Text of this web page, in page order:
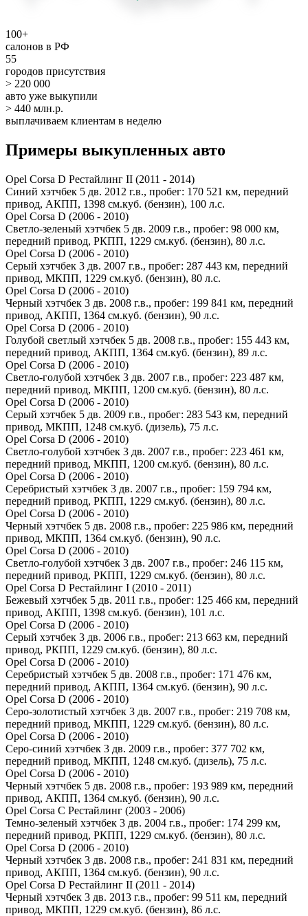
100+
салонов в РФ
55
городов присутствия
> 220 000
авто уже выкупили
> 440 млн.р.
выплачиваем клиентам в неделю
Примеры выкупленных авто
Opel Corsa D Рестайлинг II (2011 - 2014)
Синий хэтчбек 5 дв. 2012 г.в., пробег: 170 521 км, передний
привод, АКПП, 1398 см.куб. (бензин), 100 л.с.
Opel Corsa D (2006 - 2010)
Светло-зеленый хэтчбек 5 дв. 2009 г.в., пробег: 98 000 км,
передний привод, РКПП, 1229 см.куб. (бензин), 80 л.с.
Opel Corsa D (2006 - 2010)
Серый хэтчбек 3 дв. 2007 г.в., пробег: 287 443 км, передний
привод, МКПП, 1229 см.куб. (бензин), 80 л.с.
Opel Corsa D (2006 - 2010)
Черный хэтчбек 3 дв. 2008 г.в., пробег: 199 841 км, передний
привод, АКПП, 1364 см.куб. (бензин), 90 л.с.
Opel Corsa D (2006 - 2010)
Голубой светлый хэтчбек 5 дв. 2008 г.в., пробег: 155 443 км,
передний привод, АКПП, 1364 см.куб. (бензин), 89 л.с.
Opel Corsa D (2006 - 2010)
Светло-голубой хэтчбек 3 дв. 2007 г.в., пробег: 223 487 км,
передний привод, МКПП, 1200 см.куб. (бензин), 80 л.с.
Opel Corsa D (2006 - 2010)
Серый хэтчбек 5 дв. 2009 г.в., пробег: 283 543 км, передний
привод, МКПП, 1248 см.куб. (дизель), 75 л.с.
Opel Corsa D (2006 - 2010)
Светло-голубой хэтчбек 3 дв. 2007 г.в., пробег: 223 461 км,
передний привод, МКПП, 1200 см.куб. (бензин), 80 л.с.
Opel Corsa D (2006 - 2010)
Серебристый хэтчбек 3 дв. 2007 г.в., пробег: 159 794 км,
передний привод, РКПП, 1229 см.куб. (бензин), 80 л.с.
Opel Corsa D (2006 - 2010)
Черный хэтчбек 5 дв. 2008 г.в., пробег: 225 986 км, передний
привод, МКПП, 1364 см.куб. (бензин), 90 л.с.
Opel Corsa D (2006 - 2010)
Светло-голубой хэтчбек 3 дв. 2007 г.в., пробег: 246 115 км,
передний привод, РКПП, 1229 см.куб. (бензин), 80 л.с.
Opel Corsa D Рестайлинг I (2010 - 2011)
Бежевый хэтчбек 5 дв. 2011 г.в., пробег: 125 466 км, передний
привод, АКПП, 1398 см.куб. (бензин), 101 л.с.
Opel Corsa D (2006 - 2010)
Серый хэтчбек 3 дв. 2006 г.в., пробег: 213 663 км, передний
привод, РКПП, 1229 см.куб. (бензин), 80 л.с.
Opel Corsa D (2006 - 2010)
Серебристый хэтчбек 5 дв. 2008 г.в., пробег: 171 476 км,
передний привод, АКПП, 1364 см.куб. (бензин), 90 л.с.
Opel Corsa D (2006 - 2010)
Серо-золотистый хэтчбек 3 дв. 2007 г.в., пробег: 219 708 км,
передний привод, МКПП, 1229 см.куб. (бензин), 80 л.с.
Opel Corsa D (2006 - 2010)
Серо-синий хэтчбек 3 дв. 2009 г.в., пробег: 377 702 км,
передний привод, МКПП, 1248 см.куб. (дизель), 75 л.с.
Opel Corsa D (2006 - 2010)
Черный хэтчбек 5 дв. 2008 г.в., пробег: 193 989 км, передний
привод, АКПП, 1364 см.куб. (бензин), 90 л.с.
Opel Corsa C Рестайлинг (2003 - 2006)
Темно-зеленый хэтчбек 3 дв. 2004 г.в., пробег: 174 299 км,
передний привод, РКПП, 1229 см.куб. (бензин), 80 л.с.
Opel Corsa D (2006 - 2010)
Черный хэтчбек 3 дв. 2008 г.в., пробег: 241 831 км, передний
привод, АКПП, 1364 см.куб. (бензин), 90 л.с.
Opel Corsa D Рестайлинг II (2011 - 2014)
Черный хэтчбек 3 дв. 2013 г.в., пробег: 99 511 км, передний
привод, МКПП, 1229 см.куб. (бензин), 86 л.с.